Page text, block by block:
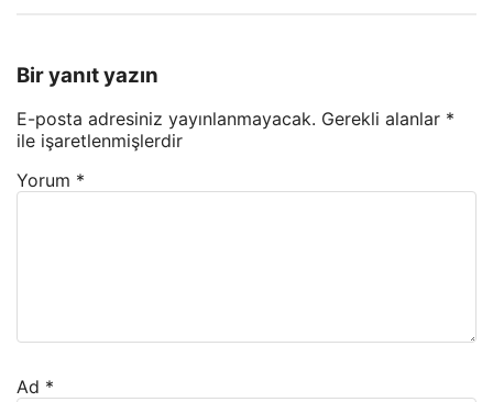
Bir yanıt yazın
E-posta adresiniz yayınlanmayacak. Gerekli alanlar *
ile işaretlenmişlerdir
Yorum *
Ad *